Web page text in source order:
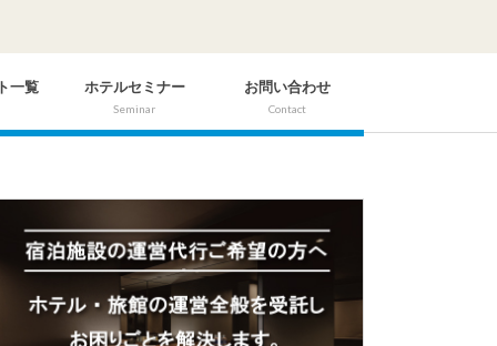
一覧 ホテルセミナー
Seminar
お問い合わせ
Contact